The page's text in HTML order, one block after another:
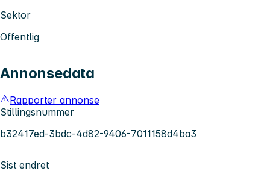
Sektor
Offentlig
Annonsedata
Rapporter annonse
Stillingsnummer
b32417ed-3bdc-4d82-9406-7011158d4ba3
Sist endret